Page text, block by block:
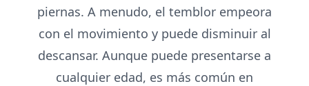
piernas. A menudo, el temblor empeora
con el movimiento y puede disminuir al
descansar. Aunque puede presentarse a
cualquier edad, es más común en